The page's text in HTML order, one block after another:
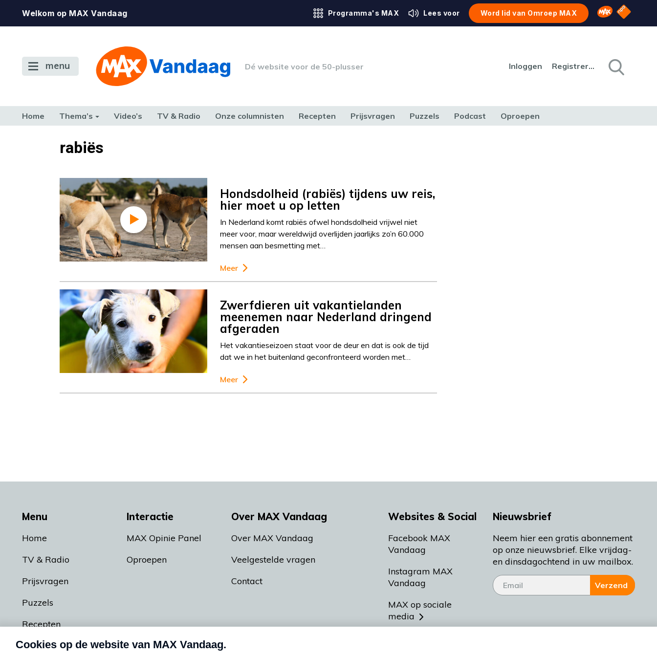
Welkom op MAX Vandaag Programma's MAX Lees voor Word lid van Omroep MAX Omroep MAX
NPO
menu Dé website voor de 50-plusser Inloggen Registreren
Home Thema’s Video’s TV & Radio Onze columnisten Recepten Prijsvragen Puzzels Podcast Oproepen
TERUG NAAR TOENrabiës
Hondsdolheid (rabiës) tijdens uw reis,
hier moet u op letten
In Nederland komt rabiës ofwel hondsdolheid vrijwel niet
meer voor, maar wereldwijd overlijden jaarlijks zo’n 60.000
mensen aan besmetting met…
Meer
Zwerfdieren uit vakantielanden
meenemen naar Nederland dringend
afgeraden
Het vakantieseizoen staat voor de deur en dat is ook de tijd
dat we in het buitenland geconfronteerd worden met…
Meer
Menu
Home
TV & Radio
Prijsvragen
Puzzels
Recepten
Podcasts
Interactie
MAX Opinie Panel
Oproepen
Over MAX Vandaag
Over MAX Vandaag
Veelgestelde vragen
Contact
Websites & Social
Facebook MAX
Vandaag
Instagram MAX
Vandaag
MAX op sociale
media
Nieuwsbrief
Neem hier een gratis abonnement
op onze nieuwsbrief. Elke vrijdag-
en dinsdagochtend in uw mailbox.
Verzend